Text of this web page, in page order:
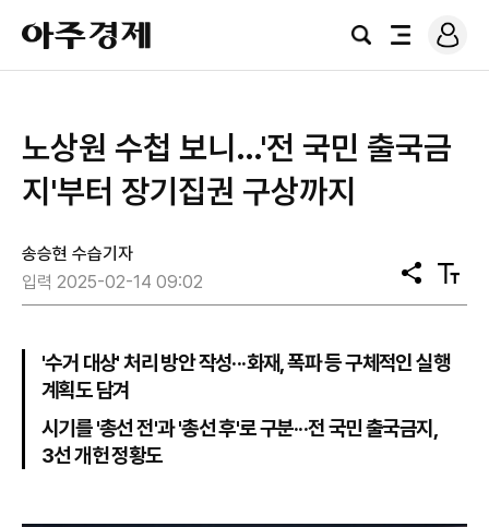
아
주
경
검
전
로
그
노상원 수첩 보니…'전 국민 출국금
지'부터 장기집권 구상까지
송승현 수습기자
입력 2025-02-14 09:02
공
유
텍
스
기
'수거 대상' 처리 방안 작성···화재, 폭파 등 구체적인 실행
계획도 담겨
시기를 '총선 전'과 '총선 후'로 구분···전 국민 출국금지,
3선 개헌 정황도